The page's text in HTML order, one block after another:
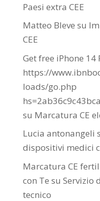
Paesi extra CEE
Matteo Bleve su
CEE
Get free iPhone 14
https://
loads/go.php
su Marcatura CE
Lucia antonangeli
dispositivi medici
Marcatura CE
con Te su Servizio
tecnico